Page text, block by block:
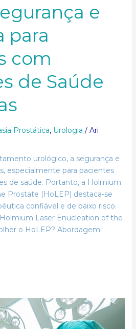
e
para
com
de Saúde
Prostática, Urologia / Ari
urológico, a segurança e
especialmente para pacientes
de saúde. Portanto, a Holmium
Prostate (HoLEP) destaca-se
confiável e de baixo risco.
Laser Enucleation of the
o HoLEP? Abordagem